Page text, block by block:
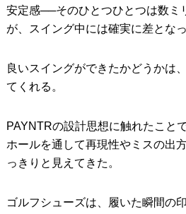
安定感──そのひとつひとつは数ミ
が、スイング中には確実に差とな
良いスイングができたかどうかは
てくれる。
PAYNTRの設計思想に触れたこと
ホールを通して再現性やミスの出
っきりと見えてきた。
ゴルフシューズは、履いた瞬間の